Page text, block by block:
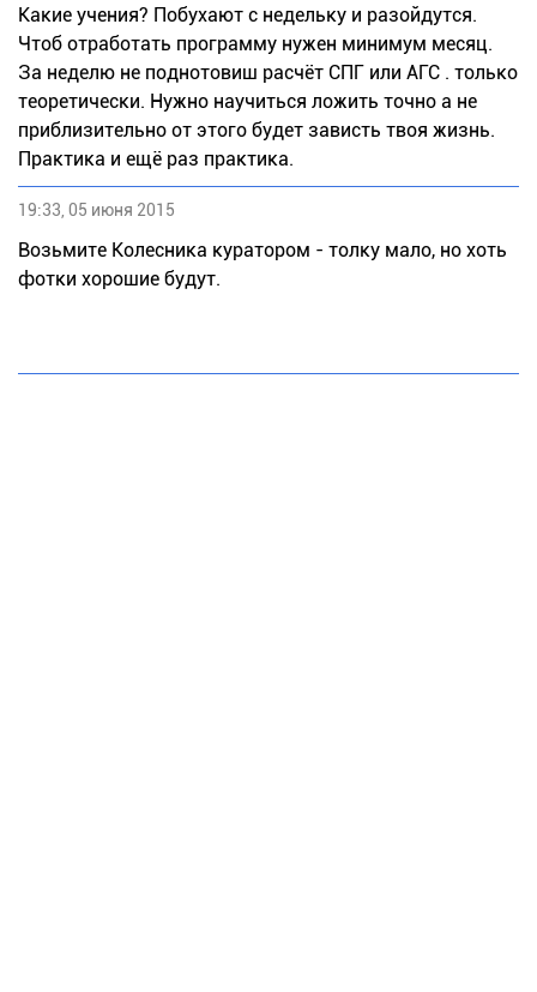
Какие учения? Побухают с недельку и разойдутся.
Чтоб отработать программу нужен минимум месяц.
За неделю не поднотовиш расчёт СПГ или АГС . только
теоретически. Нужно научиться ложить точно а не
приблизительно от этого будет зависть твоя жизнь.
Практика и ещё раз практика.
19:33, 05 июня 2015
Возьмите Колесника куратором - толку мало, но хоть
фотки хорошие будут.